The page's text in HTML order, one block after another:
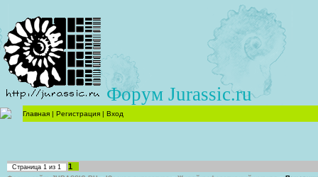
Форум Jurassic.ru
Главная | Регистрация | Вход
Страница 1 из 1 1